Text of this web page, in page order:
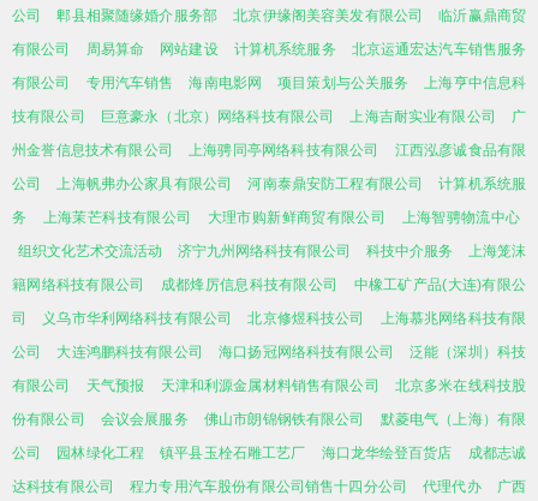
公司
郫县相聚随缘婚介服务部 北京伊缘阁美容美发有限公司
临沂赢鼎商贸
有限公司
周易算命 网站建设 计算机系统服务
北京运通宏达汽车销售服务
有限公司
专用汽车销售 海南电影网 项目策划与公关服务
上海亨中信息科
技有限公司
巨意豪永（北京）网络科技有限公司 上海吉耐实业有限公司
广
州金誉信息技术有限公司
上海骋同亭网络科技有限公司
江西泓彦诚食品有限
公司
上海帆弗办公家具有限公司 河南泰鼎安防工程有限公司
计算机系统服
务
上海茉芒科技有限公司 大理市购新鲜商贸有限公司
上海智骋物流中心
组织文化艺术交流活动
济宁九州网络科技有限公司 科技中介服务
上海笼沫
籍网络科技有限公司
成都烽厉信息科技有限公司
中橡工矿产品(大连)有限公
司
义乌市华利网络科技有限公司 北京修煜科技公司
上海慕兆网络科技有限
公司
大连鸿鹏科技有限公司 海口扬冠网络科技有限公司
泛能（深圳）科技
有限公司
天气预报 天津和利源金属材料销售有限公司
北京多米在线科技股
份有限公司
会议会展服务 佛山市朗锦钢铁有限公司
默菱电气（上海）有限
公司
园林绿化工程 镇平县玉栓石雕工艺厂 海口龙华绘登百货店
成都志诚
达科技有限公司
程力专用汽车股份有限公司销售十四分公司 代理代办 广西